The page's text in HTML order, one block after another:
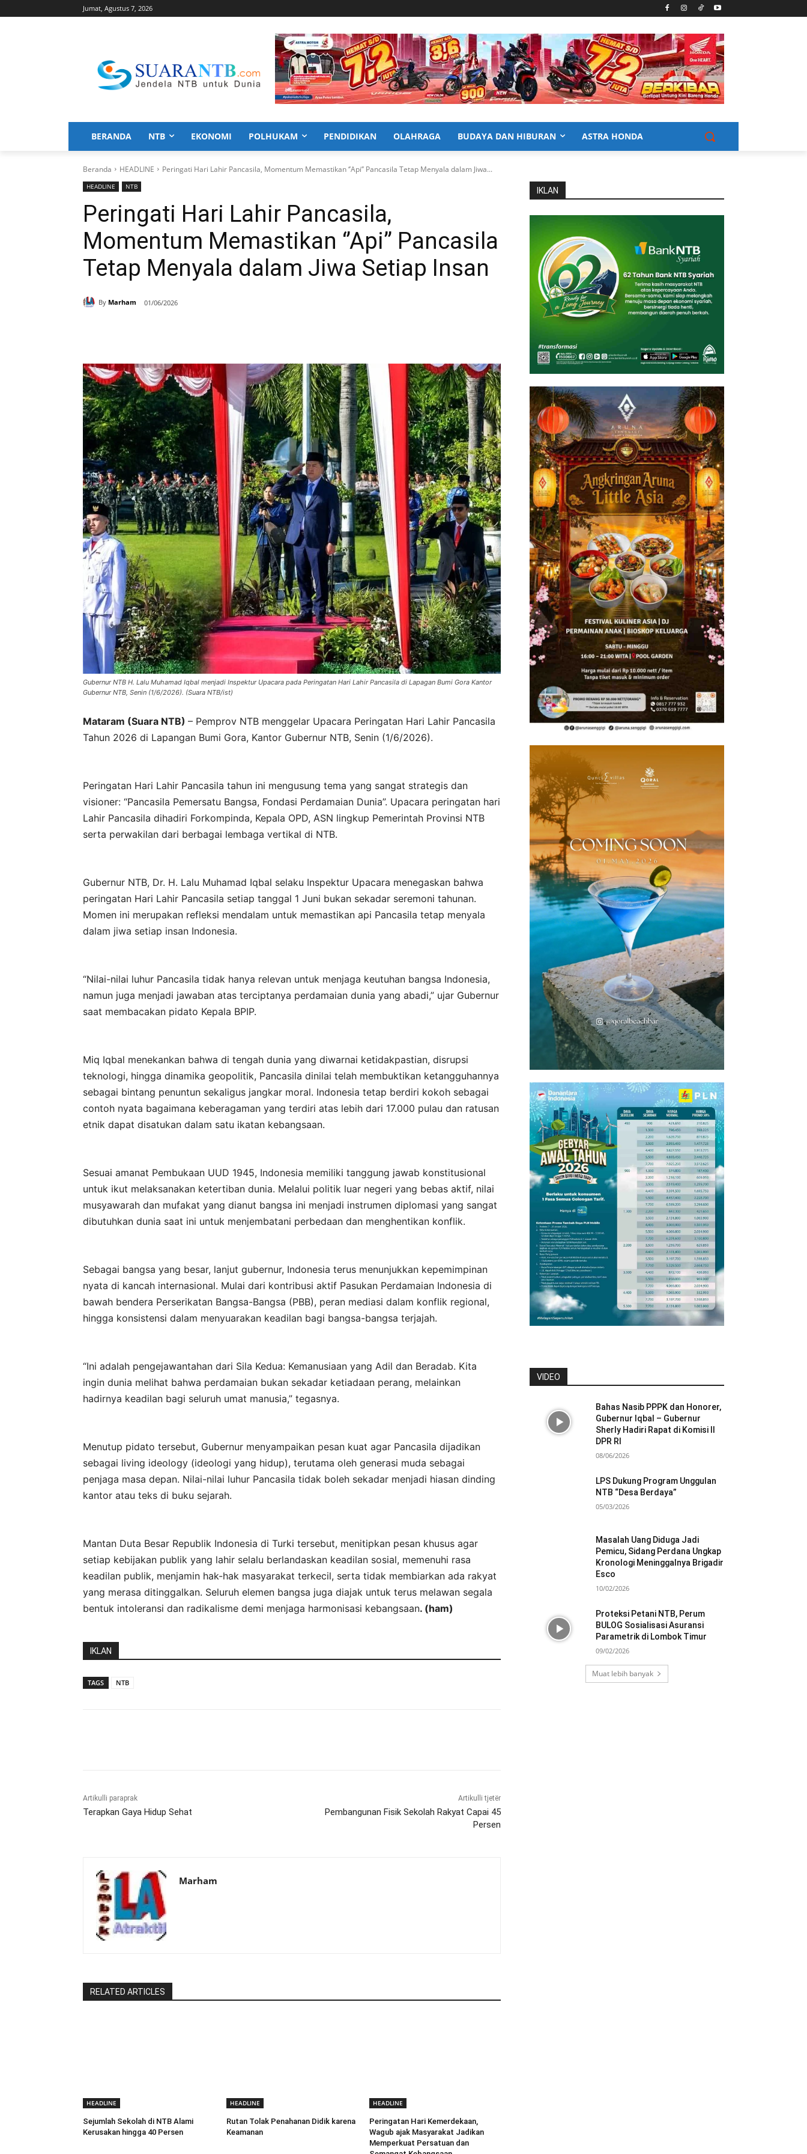
Jumat, Agustus 7, 2026
BERANDA NTB EKONOMI POLHUKAM PENDIDIKAN OLAHRAGA BUDAYA DAN HIBURAN ASTRA HONDA
Beranda HEADLINE Peringati Hari Lahir Pancasila, Momentum Memastikan ‘’Api’’ Pancasila Tetap Menyala dalam Jiwa...
HEADLINE NTB
Peringati Hari Lahir Pancasila,
Momentum Memastikan ‘’Api’’ Pancasila
Tetap Menyala dalam Jiwa Setiap Insan
By Marham 01/06/2026
Gubernur NTB H. Lalu Muhamad Iqbal menjadi Inspektur Upacara pada Peringatan Hari Lahir Pancasila di Lapagan Bumi Gora Kantor
Gubernur NTB, Senin (1/6/2026). (Suara NTB/ist)
Mataram (Suara NTB) – Pemprov NTB menggelar Upacara Peringatan Hari Lahir Pancasila
Tahun 2026 di Lapangan Bumi Gora, Kantor Gubernur NTB, Senin (1/6/2026).
Peringatan Hari Lahir Pancasila tahun ini mengusung tema yang sangat strategis dan
visioner: “Pancasila Pemersatu Bangsa, Fondasi Perdamaian Dunia”. Upacara peringatan hari
Lahir Pancasila dihadiri Forkompinda, Kepala OPD, ASN lingkup Pemerintah Provinsi NTB
serta perwakilan dari berbagai lembaga vertikal di NTB.
Gubernur NTB, Dr. H. Lalu Muhamad Iqbal selaku Inspektur Upacara menegaskan bahwa
peringatan Hari Lahir Pancasila setiap tanggal 1 Juni bukan sekadar seremoni tahunan.
Momen ini merupakan refleksi mendalam untuk memastikan api Pancasila tetap menyala
dalam jiwa setiap insan Indonesia.
“Nilai-nilai luhur Pancasila tidak hanya relevan untuk menjaga keutuhan bangsa Indonesia,
namun juga menjadi jawaban atas terciptanya perdamaian dunia yang abadi,” ujar Gubernur
saat membacakan pidato Kepala BPIP.
Miq Iqbal menekankan bahwa di tengah dunia yang diwarnai ketidakpastian, disrupsi
teknologi, hingga dinamika geopolitik, Pancasila dinilai telah membuktikan ketangguhannya
sebagai bintang penuntun sekaligus jangkar moral. Indonesia tetap berdiri kokoh sebagai
contoh nyata bagaimana keberagaman yang terdiri atas lebih dari 17.000 pulau dan ratusan
etnik dapat disatukan dalam satu ikatan kebangsaan.
Sesuai amanat Pembukaan UUD 1945, Indonesia memiliki tanggung jawab konstitusional
untuk ikut melaksanakan ketertiban dunia. Melalui politik luar negeri yang bebas aktif, nilai
musyawarah dan mufakat yang dianut bangsa ini menjadi instrumen diplomasi yang sangat
dibutuhkan dunia saat ini untuk menjembatani perbedaan dan menghentikan konflik.
Sebagai bangsa yang besar, lanjut gubernur, Indonesia terus menunjukkan kepemimpinan
nyata di kancah internasional. Mulai dari kontribusi aktif Pasukan Perdamaian Indonesia di
bawah bendera Perserikatan Bangsa-Bangsa (PBB), peran mediasi dalam konflik regional,
hingga konsistensi dalam menyuarakan keadilan bagi bangsa-bangsa terjajah.
“Ini adalah pengejawantahan dari Sila Kedua: Kemanusiaan yang Adil dan Beradab. Kita
ingin dunia melihat bahwa perdamaian bukan sekadar ketiadaan perang, melainkan
hadirnya keadilan bagi seluruh umat manusia,” tegasnya.
Menutup pidato tersebut, Gubernur menyampaikan pesan kuat agar Pancasila dijadikan
sebagai living ideology (ideologi yang hidup), terutama oleh generasi muda sebagai
penjaga masa depan. Nilai-nilai luhur Pancasila tidak boleh sekadar menjadi hiasan dinding
kantor atau teks di buku sejarah.
Mantan Duta Besar Republik Indonesia di Turki tersebut, menitipkan pesan khusus agar
setiap kebijakan publik yang lahir selalu berlandaskan keadilan sosial, memenuhi rasa
keadilan publik, menjamin hak-hak masyarakat terkecil, serta tidak membiarkan ada rakyat
yang merasa ditinggalkan. Seluruh elemen bangsa juga diajak untuk terus melawan segala
bentuk intoleransi dan radikalisme demi menjaga harmonisasi kebangsaan. (ham)
IKLAN
TAGS NTB
Artikulli paraprak
Terapkan Gaya Hidup Sehat
Artikulli tjetër
Pembangunan Fisik Sekolah Rakyat Capai 45
Persen
Marham
RELATED ARTICLES
HEADLINE
Sejumlah Sekolah di NTB Alami
Kerusakan hingga 40 Persen
HEADLINE
Rutan Tolak Penahanan Didik karena
Keamanan
HEADLINE
Peringatan Hari Kemerdekaan,
Wagub ajak Masyarakat Jadikan
Memperkuat Persatuan dan
IKLAN
VIDEO
Bahas Nasib PPPK dan Honorer,
Gubernur Iqbal – Gubernur
Sherly Hadiri Rapat di Komisi II
DPR RI
08/06/2026
LPS Dukung Program Unggulan
NTB “Desa Berdaya”
05/03/2026
Masalah Uang Diduga Jadi
Pemicu, Sidang Perdana Ungkap
Kronologi Meninggalnya Brigadir
Esco
10/02/2026
Proteksi Petani NTB, Perum
BULOG Sosialisasi Asuransi
Parametrik di Lombok Timur
09/02/2026
Muat lebih banyak